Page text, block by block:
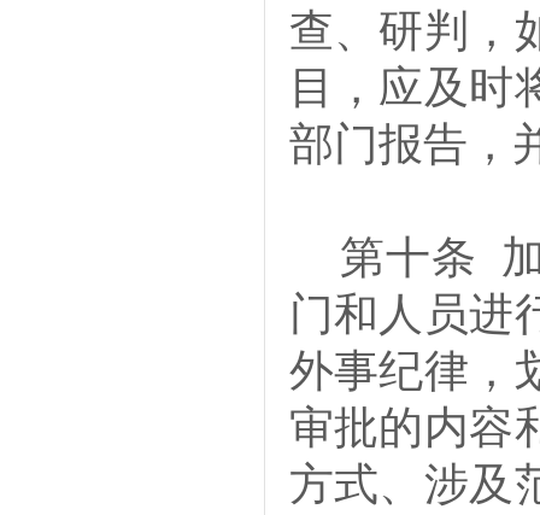
查、研判，
目，应及时
部门报告，
第十条
门和人员进
外事纪律，
审批的内容
方式、涉及